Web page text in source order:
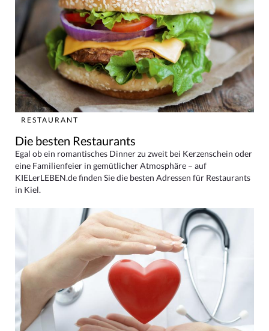
RESTAURANT
Die besten Restaurants
Egal ob ein romantisches Dinner zu zweit bei Kerzenschein oder
eine Familienfeier in gemütlicher Atmosphäre – auf
KIELerLEBEN.de finden Sie die besten Adressen für Restaurants
in Kiel.